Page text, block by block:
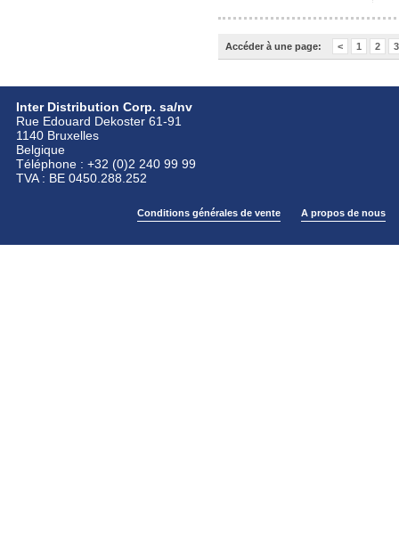
Accéder à une page: < 1 2 3
Inter Distribution Corp. sa/nv
Rue Edouard Dekoster 61-91
1140 Bruxelles
Belgique
Téléphone : +32 (0)2 240 99 99
TVA : BE 0450.288.252
Conditions générales de vente A propos de nous